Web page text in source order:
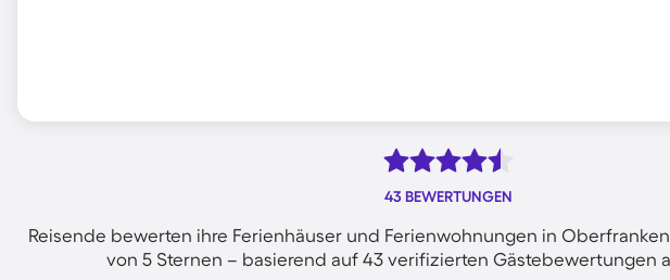
43 BEWERTUNGEN
Reisende bewerten ihre Ferienhäuser und Ferienwohnungen in
von 5 Sternen – basierend auf 43 verifizierten Gästebewertungen